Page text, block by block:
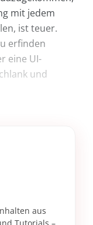
mit jedem
ist teuer.
erfinden
eine UI-
und
aus
Tutorials –